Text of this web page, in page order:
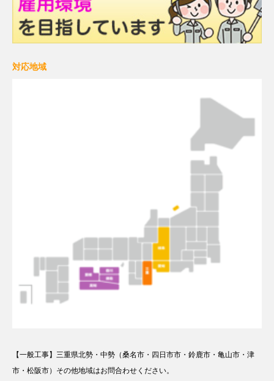
対応地域
【一般工事】三重県北勢・中勢（桑名市・四日市市・鈴鹿市・亀山市・津
市・松阪市）その他地域はお問合わせください。